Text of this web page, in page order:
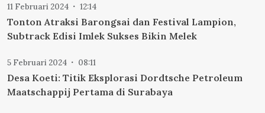
11 Februari 2024 12:14
Tonton Atraksi Barongsai dan Festival Lampion,
Subtrack Edisi Imlek Sukses Bikin Melek
5 Februari 2024 08:11
Desa Koeti: Titik Eksplorasi Dordtsche Petroleum
Maatschappij Pertama di Surabaya